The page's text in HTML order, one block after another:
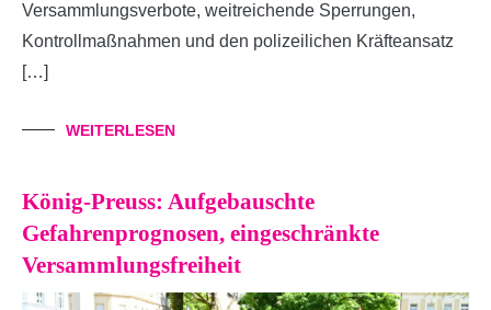
Versammlungsverbote, weitreichende Sperrungen,
Kontrollmaßnahmen und den polizeilichen Kräfteansatz
[…]
WEITERLESEN
König-Preuss: Aufgebauschte
Gefahrenprognosen, eingeschränkte
Versammlungsfreiheit